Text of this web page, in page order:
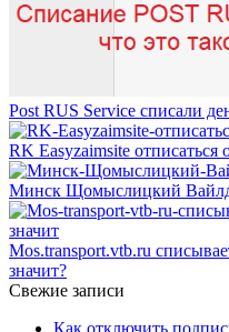
Post RUS Service списали
RK Easyzaimsite
Минск Щомыслицкий
Mos.transport.vtb.ru
значит?
Свежие записи
Как отключить